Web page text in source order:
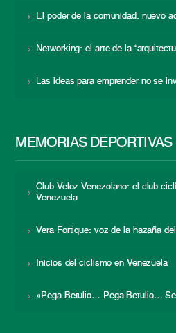
El poder de la comunidad: nuevo
Networking: el arte de la
Las ideas para emprender no se
MEMORIAS DEPORTIVAS
Club Veloz Venezolano: el club
Venezuela
Vera Fortique: voz de la hazaña
Inicios del ciclismo en Venezuela
«Pega Betulio… Pega Betulio…